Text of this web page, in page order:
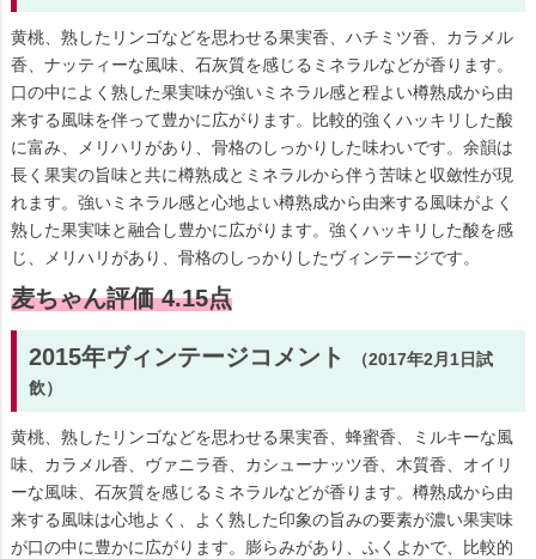
黄桃、熟したリンゴなどを思わせる果実香、ハチミツ香、カラメル
香、ナッティーな風味、石灰質を感じるミネラルなどが香ります。
口の中によく熟した果実味が強いミネラル感と程よい樽熟成から由
来する風味を伴って豊かに広がります。比較的強くハッキリした酸
に富み、メリハリがあり、骨格のしっかりした味わいです。余韻は
長く果実の旨味と共に樽熟成とミネラルから伴う苦味と収斂性が現
れます。強いミネラル感と心地よい樽熟成から由来する風味がよく
熟した果実味と融合し豊かに広がります。強くハッキリした酸を感
じ、メリハリがあり、骨格のしっかりしたヴィンテージです。
麦ちゃん評価 4.15点
2015年ヴィンテージコメント
（2017年2月1日試
飲）
黄桃、熟したリンゴなどを思わせる果実香、蜂蜜香、ミルキーな風
味、カラメル香、ヴァニラ香、カシューナッツ香、木質香、オイリ
ーな風味、石灰質を感じるミネラルなどが香ります。樽熟成から由
来する風味は心地よく、よく熟した印象の旨みの要素が濃い果実味
が口の中に豊かに広がります。膨らみがあり、ふくよかで、比較的